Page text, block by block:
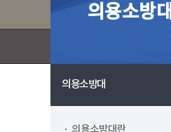
의용소방대
의용소방대
의용소방대란